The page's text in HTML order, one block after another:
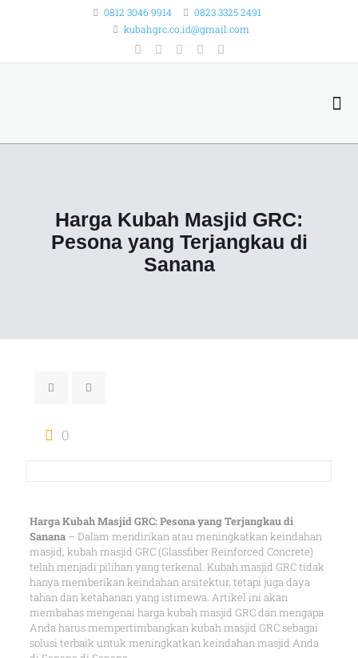
0812 3046 9914
0823 3325 2491
kubahgrc.co.id@gmail.com
Harga Kubah Masjid GRC:
Pesona yang Terjangkau di
Sanana
0
Harga Kubah Masjid GRC: Pesona yang Terjangkau di
Sanana– Dalam mendirikan atau meningkatkan keindahan
masjid, kubah masjid GRC (Glassfiber Reinforced Concrete)
telah menjadi pilihan yang terkenal. Kubah masjid GRC tidak
hanya memberikan keindahan arsitektur, tetapi juga daya
tahan dan ketahanan yang istimewa. Artikel ini akan
membahas mengenai harga kubah masjid GRC dan mengapa
Anda harus mempertimbangkan kubah masjid GRC sebagai
solusi terbaik untuk meningkatkan keindahan masjid Anda